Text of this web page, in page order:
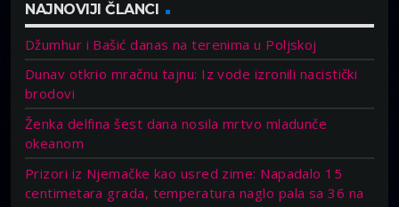
NAJNOVIJI ČLANCI
Džumhur i Bašić danas na terenima u Poljskoj
Dunav otkrio mračnu tajnu: Iz vode izronili nacistički
brodovi
Ženka delfina šest dana nosila mrtvo mladunče
okeanom
Prizori iz Njemačke kao usred zime: Napadalo 15
centimetara grada, temperatura naglo pala sa 36 na